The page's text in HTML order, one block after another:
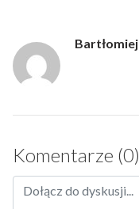
Bartłomiej
Komentarze (0)